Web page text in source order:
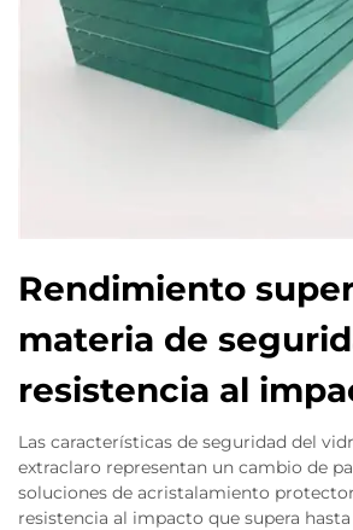
Rendimiento
materia de
resistencia al
Las características de seguridad del
extraclaro representan un cambio de
soluciones de acristalamiento
resistencia al impacto que supera